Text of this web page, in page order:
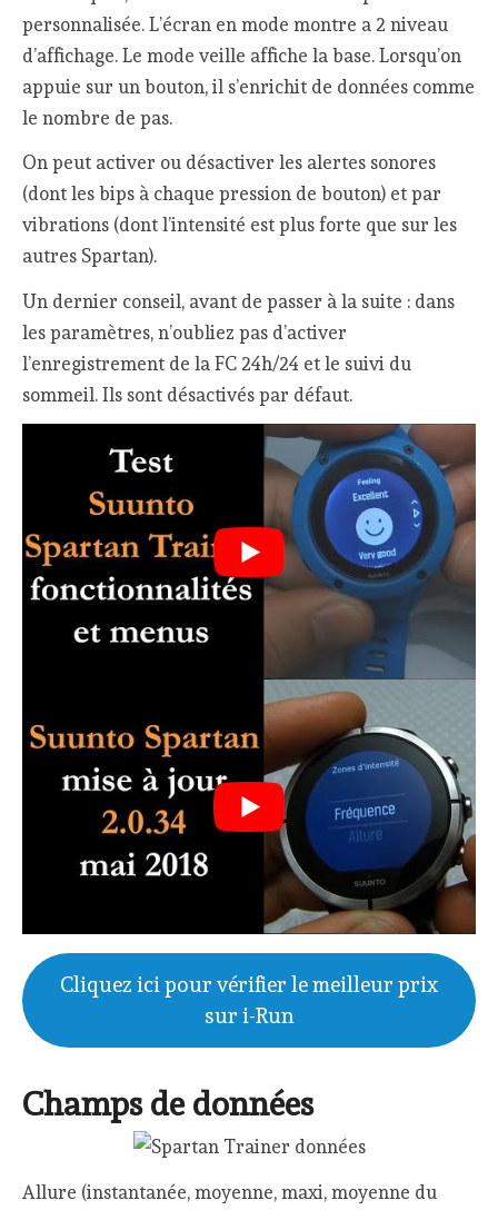
personnalisée. L’écran en mode montre a 2 niveau
d’affichage. Le mode veille affiche la base. Lorsqu’on
appuie sur un bouton, il s’enrichit de données comme
le nombre de pas.
On peut activer ou désactiver les alertes sonores
(dont les bips à chaque pression de bouton) et par
vibrations (dont l’intensité est plus forte que sur les
autres Spartan).
Un dernier conseil, avant de passer à la suite : dans
les paramètres, n’oubliez pas d’activer
l’enregistrement de la FC 24h/24 et le suivi du
sommeil. Ils sont désactivés par défaut.
Cliquez ici pour vérifier le meilleur prix
sur i-Run
Champs de données
Allure (instantanée, moyenne, maxi, moyenne du